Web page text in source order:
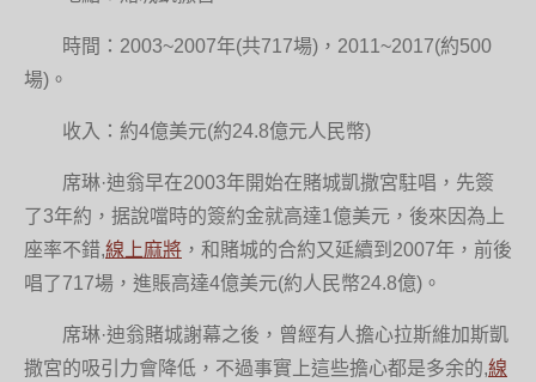
時間：2003~2007年(共717場)，2011~2017(約500
場)。
收入：約4億美元(約24.8億元人民幣)
席琳·迪翁早在2003年開始在賭城凱撒宮駐唱，先簽
了3年約，据說噹時的簽約金就高達1億美元，後來因為上
座率不錯,線上麻將 ，和賭城的合約又延續到2007年，前後
唱了717場，進賬高達4億美元(約人民幣24.8億)。
席琳·迪翁賭城謝幕之後，曾經有人擔心拉斯維加斯凱
撒宮的吸引力會降低，不過事實上這些擔心都是多余的,線